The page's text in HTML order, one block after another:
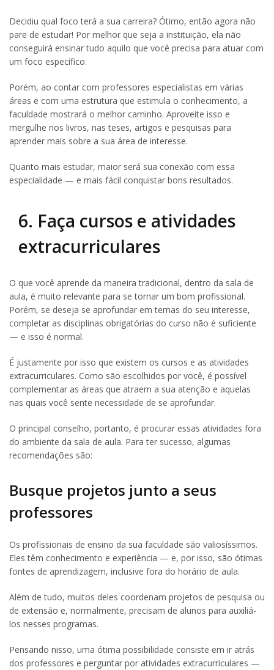
Decidiu qual foco terá a sua carreira? Ótimo, então agora não
pare de estudar! Por melhor que seja a instituição, ela não
conseguirá ensinar tudo aquilo que você precisa para atuar com
um foco específico.
Porém, ao contar com professores especialistas em várias
áreas e com uma estrutura que estimula o conhecimento, a
faculdade mostrará o melhor caminho. Aproveite isso e
mergulhe nos livros, nas teses, artigos e pesquisas para
aprender mais sobre a sua área de interesse.
Quanto mais estudar, maior será sua conexão com essa
especialidade — e mais fácil conquistar bons resultados.
6. Faça cursos e atividades
extracurriculares
O que você aprende da maneira tradicional, dentro da sala de
aula, é muito relevante para se tornar um bom profissional.
Porém, se deseja se aprofundar em temas do seu interesse,
completar as disciplinas obrigatórias do curso não é suficiente
— e isso é normal.
É justamente por isso que existem os cursos e as atividades
extracurriculares. Como são escolhidos por você, é possível
complementar as áreas que atraem a sua atenção e aquelas
nas quais você sente necessidade de se aprofundar.
O principal conselho, portanto, é procurar essas atividades fora
do ambiente da sala de aula. Para ter sucesso, algumas
recomendações são:
Busque projetos junto a seus
professores
Os profissionais de ensino da sua faculdade são valiosíssimos.
Eles têm conhecimento e experiência — e, por isso, são ótimas
fontes de aprendizagem, inclusive fora do horário de aula.
Além de tudo, muitos deles coordenam projetos de pesquisa ou
de extensão e, normalmente, precisam de alunos para auxiliá-
los nesses programas.
Pensando nisso, uma ótima possibilidade consiste em ir atrás
dos professores e perguntar por atividades extracurriculares —